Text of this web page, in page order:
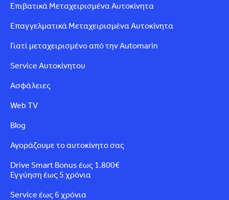
Επιβατικά Μεταχειρισμένα Αυτοκίνητα
Επαγγελματικά Μεταχειρισμένα Αυτοκίνητα
Γιατί μεταχειρισμένο από την Automarin
Service Αυτοκίνητου
Ασφάλειες
Web TV
Blog
Αγοράζουμε το αυτοκίνητο σας
Drive Smart Bonus έως 1.800€
Εγγύηση έως 5 χρόνια
Service έως 6 χρόνια